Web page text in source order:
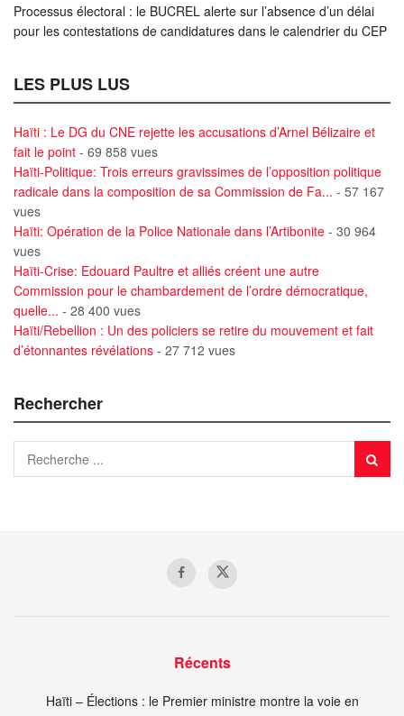
Processus électoral : le BUCREL alerte sur l’absence d’un délai
pour les contestations de candidatures dans le calendrier du CEP
LES PLUS LUS
Haïti : Le DG du CNE rejette les accusations d’Arnel Bélizaire et
fait le point - 69 858 vues
Haïti-Politique: Trois erreurs gravissimes de l’opposition politique
radicale dans la composition de sa Commission de Fa... - 57 167
vues
Haïti: Opération de la Police Nationale dans l’Artibonite - 30 964
vues
Haïti-Crise: Edouard Paultre et alliés créent une autre
Commission pour le chambardement de l’ordre démocratique,
quelle... - 28 400 vues
Haïti/Rebellion : Un des policiers se retire du mouvement et fait
d’étonnantes révélations - 27 712 vues
Rechercher
Récents
Haïti – Élections : le Premier ministre montre la voie en